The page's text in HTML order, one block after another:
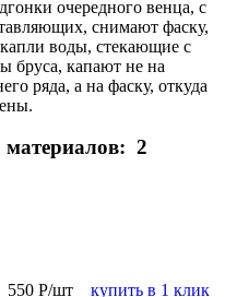
очередного венца, с
снимают фаску,
воды, стекающие с
бруса, капают не на
ряда, а на фаску, откуда
материалов: 2
550 Р/шт
купить в 1 клик